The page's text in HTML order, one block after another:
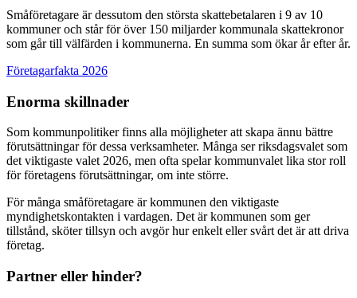
Småföretagare är dessutom den största skattebetalaren i 9 av 10
kommuner och står för över 150 miljarder kommunala skattekronor
som går till välfärden i kommunerna. En summa som ökar år efter år.
Företagarfakta 2026
Enorma skillnader
Som kommunpolitiker finns alla möjligheter att skapa ännu bättre
förutsättningar för dessa verksamheter. Många ser riksdagsvalet som
det viktigaste valet 2026, men ofta spelar kommunvalet lika stor roll
för företagens förutsättningar, om inte större.
För många småföretagare är kommunen den viktigaste
myndighetskontakten i vardagen. Det är kommunen som ger
tillstånd, sköter tillsyn och avgör hur enkelt eller svårt det är att driva
företag.
Partner eller hinder?